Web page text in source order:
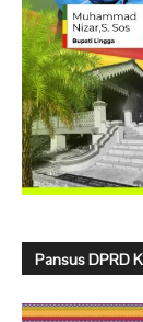
Pansus DPRD